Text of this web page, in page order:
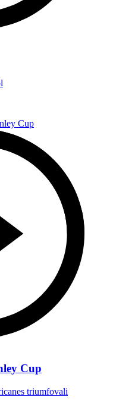
Cup
triumfovali